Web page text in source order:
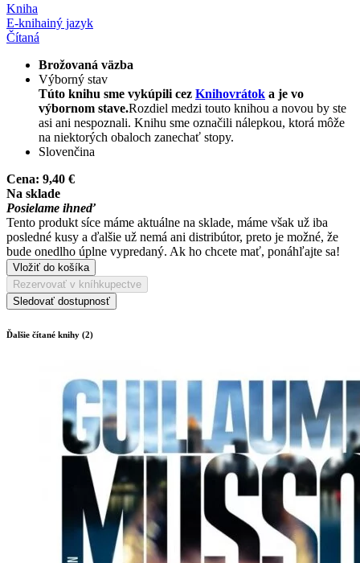
Kniha
E-knihainý jazyk
Čítaná
Brožovaná väzba
Výborný stav
Túto knihu sme vykúpili cez Knihovrátok a je vo
výbornom stave.Rozdiel medzi touto knihou a novou by ste
asi ani nespoznali. Knihu sme označili nálepkou, ktorá môže
na niektorých obaloch zanechať stopy.
Slovenčina
Cena: 9,40 €
Na sklade
Posielame ihneď
Tento produkt síce máme aktuálne na sklade, máme však už iba
posledné kusy a ďalšie už nemá ani distribútor, preto je možné, že
bude onedlho úplne vypredaný. Ak ho chcete mať, ponáhľajte sa!
Vložiť do košíka
Rezervovať v kníhkupectve
Sledovať dostupnosť
Ďalšie čítané knihy (2)